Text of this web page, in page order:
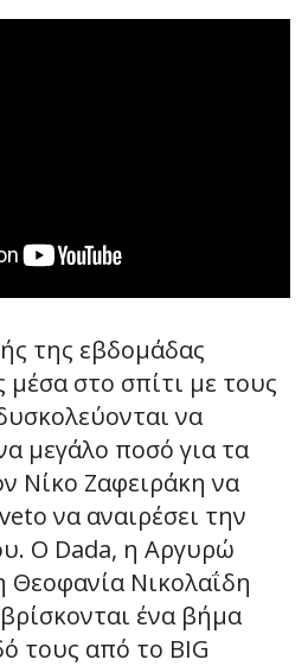
της εβδομάδας
στο σπίτι με τους
να
μεγάλο ποσό για τα
Νίκο Ζαφειράκη να
να αναιρέσει την
Ο Dada, η Αργυρώ
Θεοφανία Νικολαΐδη
ένα βήμα
τους από το BIG